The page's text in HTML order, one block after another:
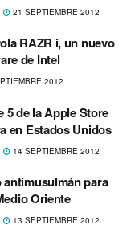
21 SEPTIEMBRE 2012
RAZR i, un nuevo
de Intel
2012
5 de la Apple Store
en Estados Unidos
14 SEPTIEMBRE 2012
antimusulmán para
Oriente
13 SEPTIEMBRE 2012